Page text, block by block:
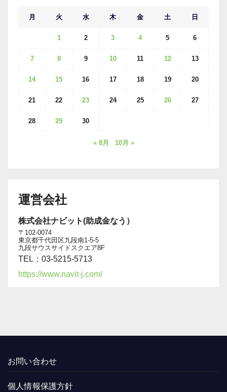
月 火 水 木 金 土 日
1 2 3 4 5 6
7 8 9 10 11 12 13
14 15 16 17 18 19 20
21 22 23 24 25 26 27
28 29 30
« 8月 10月 »
運営会社
株式会社ナビット(助成金なう）
〒102-0074
東京都千代田区九段南1-5-5
九段サウスサイドスクエア8F
TEL：03-5215-5713
https://www.navit-j.com/
お問い合わせ
個人情報保護方針